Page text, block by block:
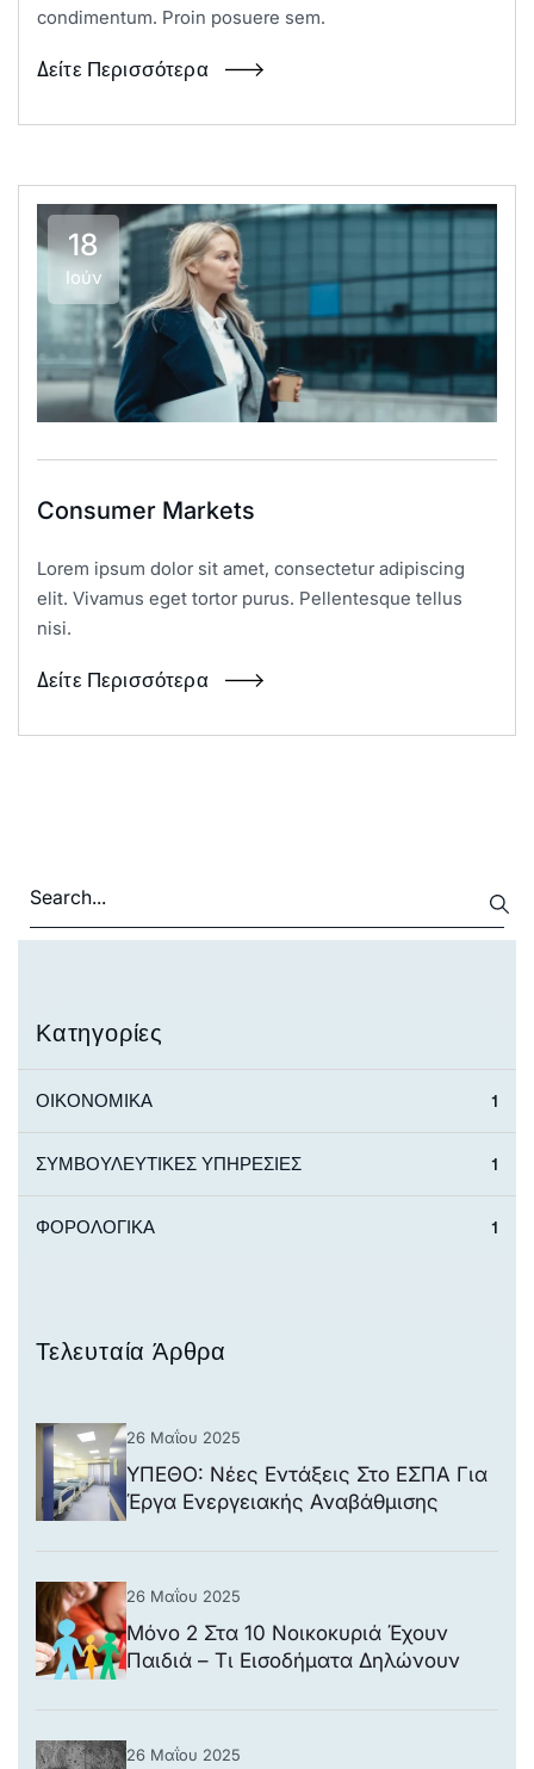
condimentum. Proin posuere sem.
Δείτε Περισσότερα
18
Ιούν
Consumer Markets
Lorem ipsum dolor sit amet, consectetur adipiscing
elit. Vivamus eget tortor purus. Pellentesque tellus
nisi.
Δείτε Περισσότερα
Κατηγορίες
ΟΙΚΟΝΟΜΙΚΑ 1
ΣΥΜΒΟΥΛΕΥΤΙΚΕΣ ΥΠΗΡΕΣΙΕΣ 1
ΦΟΡΟΛΟΓΙΚΑ 1
Τελευταία Άρθρα
26 Μαΐου 2025
ΥΠΕΘΟ: Νέες Εντάξεις Στο ΕΣΠΑ Για
Έργα Ενεργειακής Αναβάθμισης
26 Μαΐου 2025
Μόνο 2 Στα 10 Νοικοκυριά Έχουν
Παιδιά – Τι Εισοδήματα Δηλώνουν
26 Μαΐου 2025